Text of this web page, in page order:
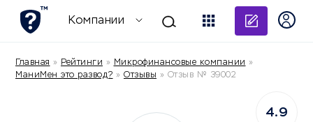
Компании
Главная » Рейтинги » Микрофинансовые компании »
МаниМен это развод? » Отзывы » Отзыв № 39002
4.9